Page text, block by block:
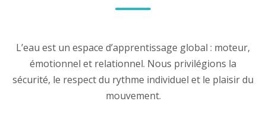
L’eau est un espace d’apprentissage global : moteur,
émotionnel et relationnel. Nous privilégions la
sécurité, le respect du rythme individuel et le plaisir du
mouvement.